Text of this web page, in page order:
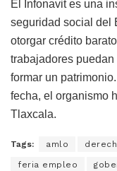
El Infonavit es una
seguridad social del
otorgar crédito
trabajadores
formar un
fecha, el organismo
Tlaxcala.
Tags: amlo
feria empleo